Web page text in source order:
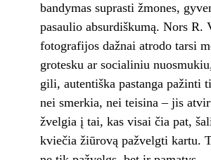
bandymas suprasti žmones,
pasaulio absurdiškumą. Nors R.
fotografijos dažnai atrodo tarsi
grotesku ar socialiniu
gili, autentiška pastanga pažinti
nei smerkia, nei teisina – jis
žvelgia į tai, kas visai čia pat,
kviečia žiūrovą pažvelgti kartu.